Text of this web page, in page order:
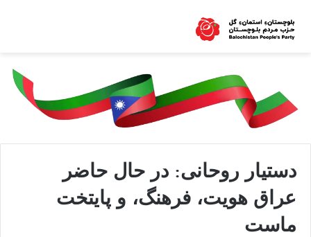
دستیار روحانی: در حال حاضر
عراق هویت، فرهنگ، و پایتخت
ماست